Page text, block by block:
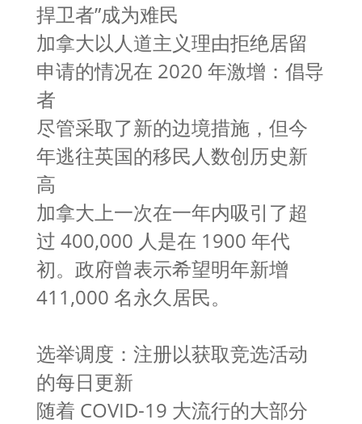
捍卫者”成为难民
加拿大以人道主义理由拒绝居留
申请的情况在 2020 年激增：倡导
者
尽管采取了新的边境措施，但今
年逃往英国的移民人数创历史新
高
加拿大上一次在一年内吸引了超
过 400,000 人是在 1900 年代
初。政府曾表示希望明年新增
411,000 名永久居民。
选举调度：注册以获取竞选活动
的每日更新
随着 COVID-19 大流行的大部分